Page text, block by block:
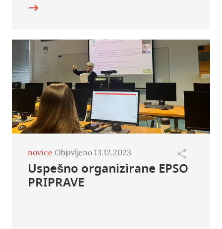
novice Objavljeno 13.12.2023
Uspešno organizirane EPSO
PRIPRAVE